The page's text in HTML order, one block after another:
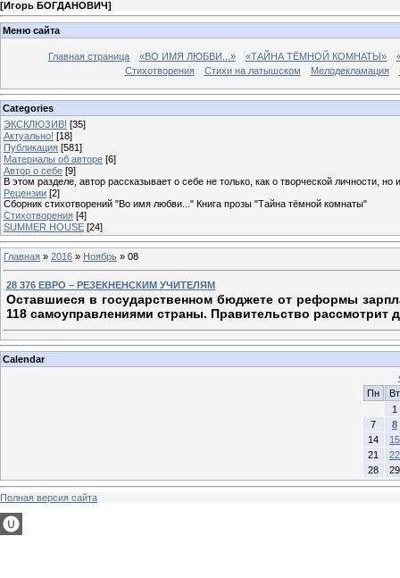
[Игорь БОГДАНОВИЧ]
Меню сайта
Главная страница «ВО ИМЯ ЛЮБВИ...» «ТАЙНА ТЁМНОЙ КОМНАТЫ»
Стихотворения
Стихи на латышском Мелодекламация
Categories
ЭКСКЛЮЗИВ! [35]
Актуально! [18]
Публикация [581]
Материалы об авторе [6]
Автор о себе [9]
В этом разделе, автор рассказывает о себе не только, как о творческой личности,
Рецензии [2]
Сборник стихотворений "Во имя любви..." Книга прозы "Тайна тёмной комнаты"
Стихотворения [4]
SUMMER HOUSE [24]
Главная » 2016 » Ноябрь » 08
28 376 ЕВРО – РЕЗЕКНЕНСКИМ УЧИТЕЛЯМ
Оставшиеся в государственном бюджете от реформы
118 самоуправлениями страны. Правительство рассмотрит
Calendar
Пн
Вт
1
7
8
14
15
21
22
28
29
Полная версия сайта